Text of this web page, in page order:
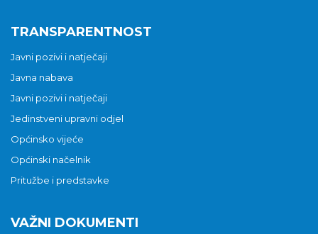
TRANSPARENTNOST
Javni pozivi i natječaji
Javna nabava
Javni pozivi i natječaji
Jedinstveni upravni odjel
Općinsko vijeće
Općinski načelnik
Pritužbe i predstavke
VAŽNI DOKUMENTI